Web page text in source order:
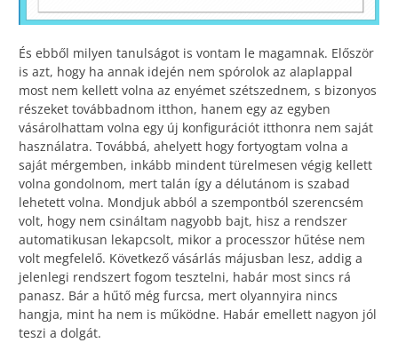
És ebből milyen tanulságot is vontam le magamnak. Először
is azt, hogy ha annak idején nem spórolok az alaplappal
most nem kellett volna az enyémet szétszednem, s bizonyos
részeket továbbadnom itthon, hanem egy az egyben
vásárolhattam volna egy új konfigurációt itthonra nem saját
használatra. Továbbá, ahelyett hogy fortyogtam volna a
saját mérgemben, inkább mindent türelmesen végig kellett
volna gondolnom, mert talán így a délutánom is szabad
lehetett volna. Mondjuk abból a szempontból szerencsém
volt, hogy nem csináltam nagyobb bajt, hisz a rendszer
automatikusan lekapcsolt, mikor a processzor hűtése nem
volt megfelelő. Következő vásárlás májusban lesz, addig a
jelenlegi rendszert fogom tesztelni, habár most sincs rá
panasz. Bár a hűtő még furcsa, mert olyannyira nincs
hangja, mint ha nem is működne. Habár emellett nagyon jól
teszi a dolgát.